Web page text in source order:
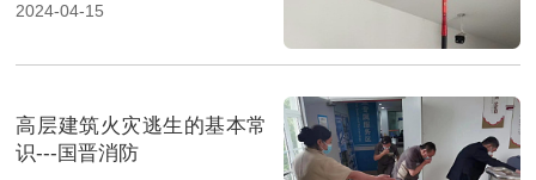
2024-04-15
高层建筑火灾逃生的基本常
识---国晋消防